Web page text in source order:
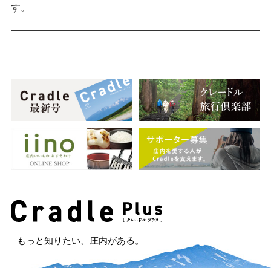
す。
もっと知りたい、庄内がある。